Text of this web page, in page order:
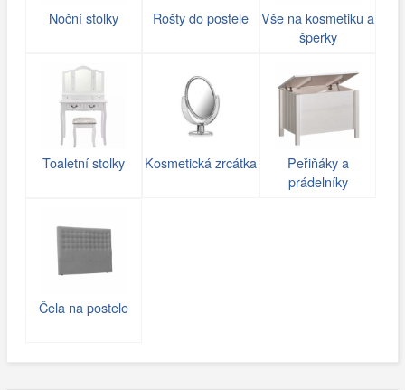
Noční stolky Rošty do postele
Vše na kosmetiku a
šperky
Toaletní stolky Kosmetická zrcátka
Peřiňáky a
prádelníky
Čela na postele